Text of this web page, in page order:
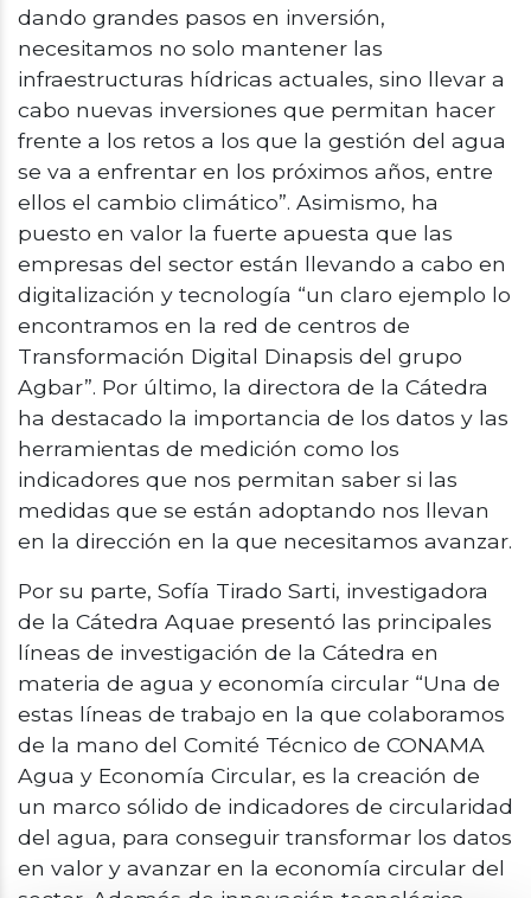
dando grandes pasos en inversión,
necesitamos no solo mantener las
infraestructuras hídricas actuales, sino llevar a
cabo nuevas inversiones que permitan hacer
frente a los retos a los que la gestión del agua
se va a enfrentar en los próximos años, entre
ellos el cambio climático”. Asimismo, ha
puesto en valor la fuerte apuesta que las
empresas del sector están llevando a cabo en
digitalización y tecnología “un claro ejemplo lo
encontramos en la red de centros de
Transformación Digital Dinapsis del grupo
Agbar”. Por último, la directora de la Cátedra
ha destacado la importancia de los datos y las
herramientas de medición como los
indicadores que nos permitan saber si las
medidas que se están adoptando nos llevan
en la dirección en la que necesitamos avanzar.
Por su parte, Sofía Tirado Sarti, investigadora
de la Cátedra Aquae presentó las principales
líneas de investigación de la Cátedra en
materia de agua y economía circular “Una de
estas líneas de trabajo en la que colaboramos
de la mano del Comité Técnico de CONAMA
Agua y Economía Circular, es la creación de
un marco sólido de indicadores de circularidad
del agua, para conseguir transformar los datos
en valor y avanzar en la economía circular del